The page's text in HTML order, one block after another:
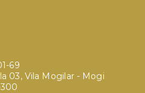
69
03, Vila Mogilar - Mogi